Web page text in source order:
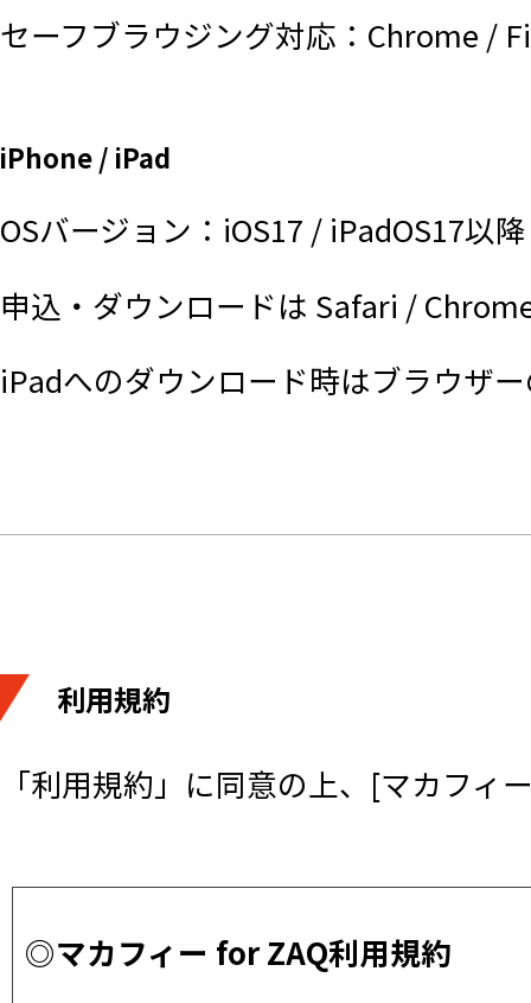
セーフブラウジング対応：Chrome /
iPhone / iPad
OSバージョン：iOS17 / iPadOS17以降
申込・ダウンロードは Safari /
iPadへのダウンロード時はブラウザ
利用規約
「利用規約」に同意の上、[マカフ
◎マカフィー for ZAQ利用規約